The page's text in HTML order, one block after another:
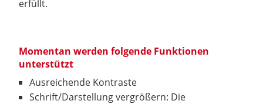
erfüllt.
Momentan werden folgende Funktionen
unterstützt
Ausreichende Kontraste
Schrift/Darstellung vergrößern: Die